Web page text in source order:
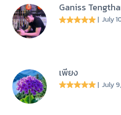
Ganiss
| July
เพียง
| July